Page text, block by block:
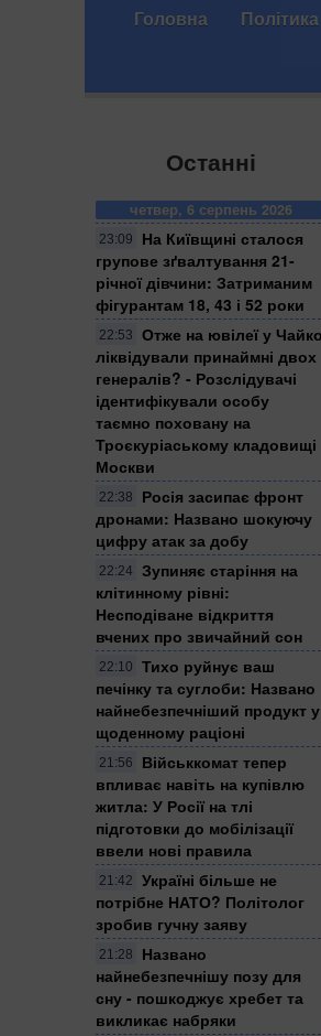
Головна Політика
Останні
четвер, 6 серпень 2026
23:09
На Київщині сталося
групове зґвалтування 21-
річної дівчини: Затриманим
фігурантам 18, 43 і 52 роки
22:53
Отже на ювілеї у Чайко
ліквідували принаймні двох
генералів? - Розслідувачі
ідентифікували особу
таємно поховану на
Троєкуріаському кладовищі
Москви
22:38
Росія засипає фронт
дронами: Названо шокуючу
цифру атак за добу
22:24
Зупиняє старіння на
клітинному рівні:
Несподіване відкриття
вчених про звичайний сон
22:10
Тихо руйнує ваш
печінку та суглоби: Названо
найнебезпечніший продукт у
щоденному раціоні
21:56
Військкомат тепер
впливає навіть на купівлю
житла: У Росії на тлі
підготовки до мобілізації
ввели нові правила
21:42
Україні більше не
потрібне НАТО? Політолог
зробив гучну заяву
21:28
Названо
найнебезпечнішу позу для
сну - пошкоджує хребет та
викликає набряки